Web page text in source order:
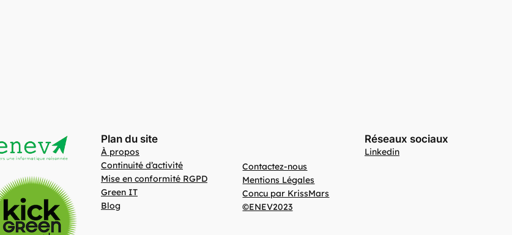
Plan du site
À propos
Continuité d’activité
Mise en conformité RGPD
Green IT
Blog
Contactez-nous
Mentions Légales
Concu par KrissMars
©ENEV2023
Réseaux sociaux
Linkedin